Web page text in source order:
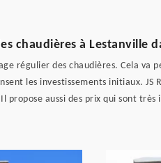
chaudières à Lestanville
régulier des chaudières. Cela
les investissements initiaux.
aussi des prix qui sont très